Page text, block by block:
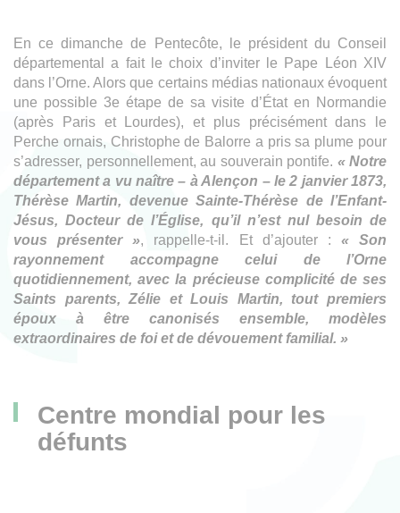
En ce dimanche de Pentecôte, le président du Conseil
départemental a fait le choix d’inviter le Pape Léon XIV
dans l’Orne. Alors que certains médias nationaux évoquent
une possible 3e étape de sa visite d’État en Normandie
(après Paris et Lourdes), et plus précisément dans le
Perche ornais, Christophe de Balorre a pris sa plume pour
s’adresser, personnellement, au souverain pontife. « Notre
département a vu naître – à Alençon – le 2 janvier 1873,
Thérèse Martin, devenue Sainte-Thérèse de l’Enfant-
Jésus, Docteur de l’Église, qu’il n’est nul besoin de
vous présenter », rappelle-t-il. Et d’ajouter : « Son
rayonnement accompagne celui de l’Orne
quotidiennement, avec la précieuse complicité de ses
Saints parents, Zélie et Louis Martin, tout premiers
époux à être canonisés ensemble, modèles
extraordinaires de foi et de dévouement familial. »
Centre mondial pour les
défunts